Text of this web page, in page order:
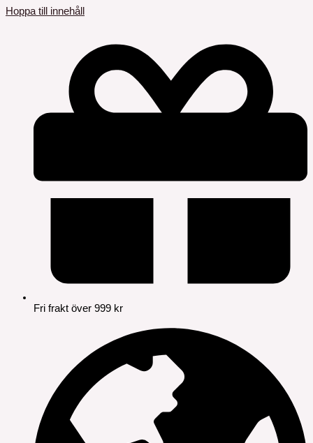
Hoppa till innehåll
Fri frakt över 999 kr